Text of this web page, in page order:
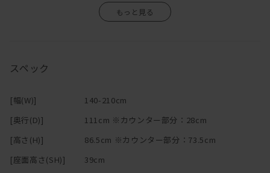
背には、ラバーウレタンをダックフェザーで挟み込んでいるため、
クッションの型崩れや枠当たり感を防ぎます。
小さいお子様やペットがいるご家庭で重宝するカバーリング仕様。
可能です。
す。）
また、模様替えや季節の変わり目、気分転換に色を変えて
ます。
そのため、「イメージと異なる」といった理由による返品・交換は
と幸いです。
※「節少なめ」のご注文につきましては、別途お見積りにて承って
スペック
[幅(W)]
140-210cm
[奥行(D)]
111cm ※カウンター部分：28cm
[高さ(H)]
86.5cm ※カウンター部分：73.5cm
[座面高さ(SH)]
39cm